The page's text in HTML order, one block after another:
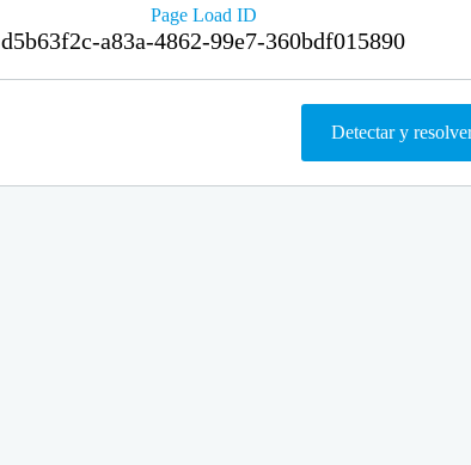
Page Load ID
d5b63f2c-a83a-4862-99e7-360bdf015890
Detectar y